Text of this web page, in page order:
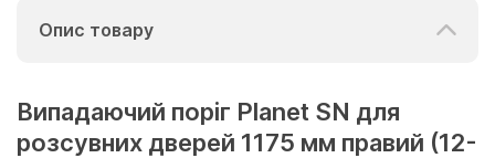
Опис товару
Випадаючий поріг Planet SN для
розсувних дверей 1175 мм правий (12-